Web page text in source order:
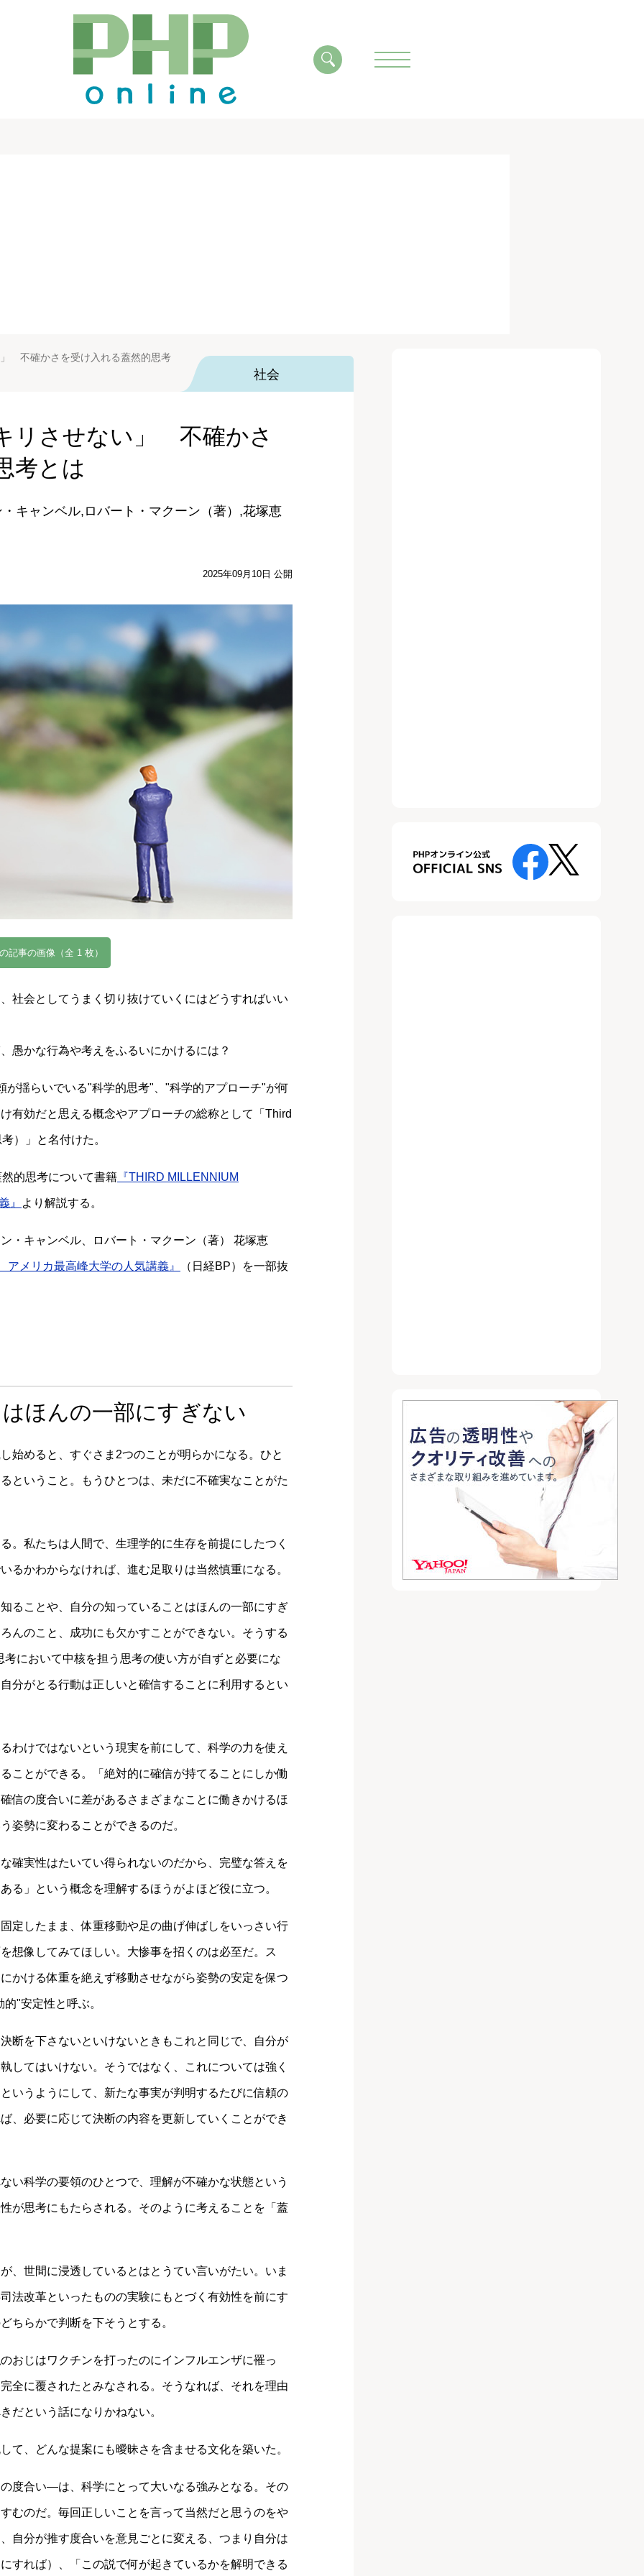
不確かさを受け入れる蓋然的思考
社会
リさせない」 不確かさ
考とは
キャンベル,ロバート・マクーン（著）,花塚恵
2025年09月10日 公開
記事の画像（全 1 枚）
社会としてうまく切り抜けていくにはどうすればいい
愚かな行為や考えをふるいにかけるには？
揺らいでいる"科学的思考"、"科学的アプローチ"が何
有効だと思える概念やアプローチの総称として「Third
）」と名付けた。
的思考について書籍 『THIRD MILLENNIUM
』 より解説する。
・キャンベル、ロバート・マクーン（著） 花塚恵
メリカ最高峰大学の人気講義』 （日経BP）を一部抜
ほんの一部にすぎない
始めると、すぐさま2つのことが明らかになる。ひと
ということ。もうひとつは、未だに不確実なことがた
。私たちは人間で、生理学的に生存を前提にしたつく
るかわからなければ、進む足取りは当然慎重になる。
ることや、自分の知っていることはほんの一部にすぎ
んのこと、成功にも欠かすことができない。そうする
において中核を担う思考の使い方が自ずと必要にな
分がとる行動は正しいと確信することに利用するとい
わけではないという現実を前にして、科学の力を使え
ことができる。「絶対的に確信が持てることにしか働
信の度合いに差があるさまざまなことに働きかけるほ
姿勢に変わることができるのだ。
確実性はたいてい得られないのだから、完璧な答えを
る」という概念を理解するほうがよほど役に立つ。
定したまま、体重移動や足の曲げ伸ばしをいっさい行
想像してみてほしい。大惨事を招くのは必至だ。ス
かける体重を絶えず移動させながら姿勢の安定を保つ
"安定性と呼ぶ。
断を下さないといけないときもこれと同じで、自分が
してはいけない。そうではなく、これについては強く
いうようにして、新たな事実が判明するたびに信頼の
、必要に応じて決断の内容を更新していくことができ
い科学の要領のひとつで、理解が不確かな状態という
が思考にもたらされる。そのように考えることを「蓋
、世間に浸透しているとはとうてい言いがたい。いま
法改革といったものの実験にもとづく有効性を前にす
ちらかで判断を下そうとする。
おじはワクチンを打ったのにインフルエンザに罹っ
全に覆されたとみなされる。そうなれば、それを理由
だという話になりかねない。
て、どんな提案にも曖昧さを含ませる文化を築いた。
度合い―は、科学にとって大いなる強みとなる。その
むのだ。毎回正しいことを言って当然だと思うのをや
自分が推す度合いを意見ごとに変える、つまり自分は
すれば）、「この説で何が起きているかを解明できる